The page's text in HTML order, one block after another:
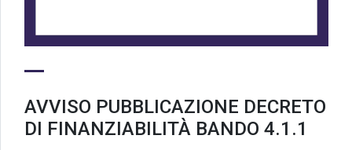
AVVISO PUBBLICAZIONE DECRETO
DI FINANZIABILITÀ BANDO 4.1.1